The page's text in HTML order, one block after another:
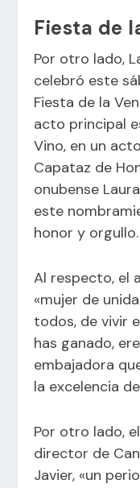
Fiesta de
Por otro lado,
celebró este
Fiesta de la
acto principal
Vino, en un
Capataz de
onubense
este
honor y orgullo.
Al respecto, el
«mujer de
todos, de vivir
has ganado,
embajadora
la excelencia
Por otro lado,
director de
Javier, «un